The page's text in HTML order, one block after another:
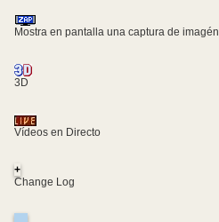
Mostra en pantalla una captura de imagén
3D
Vídeos en Directo
+
Change Log